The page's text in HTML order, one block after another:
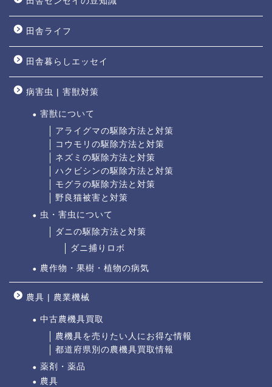
田舎ライフ
田舎暮らしエッセイ
病害虫 | 害獣対策
害獣について
アライグマの駆除方法と対策
コウモリの駆除方法と対策
ネズミの駆除方法と対策
ハクビシンの駆除方法と対策
モグラの駆除方法と対策
野良猫被害と対策
虫・害虫について
ダニの駆除方法と対策
ダニ捕りロボ
農作物・果樹・植物の病気
農具 | 農業機械
中古農機具買取
農機具を売りたい人にお得な情報
都道府県別の農機具買取情報
薬剤・薬品
農具